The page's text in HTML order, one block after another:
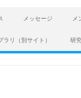
メッセージ メ
ラリ（別サイト） 研